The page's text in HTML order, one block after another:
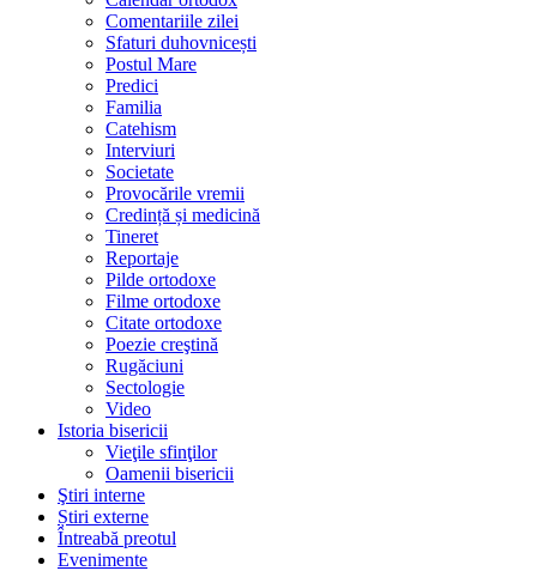
Comentariile zilei
Sfaturi duhovnicești
Postul Mare
Predici
Familia
Catehism
Interviuri
Societate
Provocările vremii
Credință și medicină
Tineret
Reportaje
Pilde ortodoxe
Filme ortodoxe
Citate ortodoxe
Poezie creştină
Rugăciuni
Sectologie
Video
Istoria bisericii
Vieţile sfinţilor
Oamenii bisericii
Ştiri interne
Știri externe
Întreabă preotul
Evenimente